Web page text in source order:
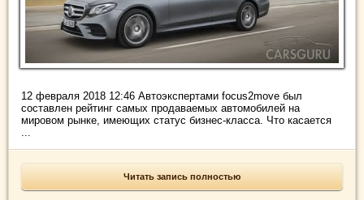
12 февраля 2018 12:46 Автоэкспертами focus2move был
составлен рейтинг самых продаваемых автомобилей на
мировом рынке, имеющих статус бизнес-класса. Что касается
...
Читать запись полностью